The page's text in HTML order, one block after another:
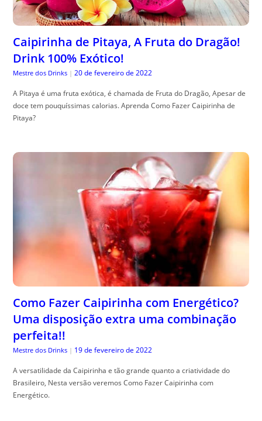
Caipirinha de Pitaya, A Fruta do Dragão!
Drink 100% Exótico!
Mestre dos Drinks | 20 de fevereiro de 2022
A Pitaya é uma fruta exótica, é chamada de Fruta do Dragão, Apesar de
doce tem pouquíssimas calorias. Aprenda Como Fazer Caipirinha de
Pitaya?
Como Fazer Caipirinha com Energético?
Uma disposição extra uma combinação
perfeita!!
Mestre dos Drinks | 19 de fevereiro de 2022
A versatilidade da Caipirinha e tão grande quanto a criatividade do
Brasileiro, Nesta versão veremos Como Fazer Caipirinha com
Energético.